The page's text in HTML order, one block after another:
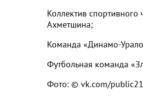
Коллектив спортивного
Ахметшина;
Команда «Динамо-
Футбольная команда
Фото: © vk.com/